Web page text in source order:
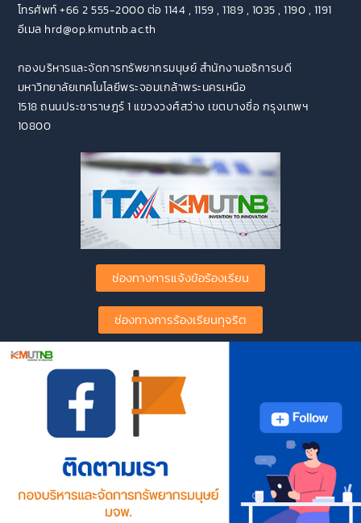
โทรศัพท์ +66 2 555-2000 ต่อ 1144 , 1159 , 1189 , 1035 , 1190 , 1191
อีเมล hrd@op.kmutnb.ac.th
กองบริหารและจัดการทรัพยากรมนุษย์ สำนักงานอธิการบดี
มหาวิทยาลัยเทคโนโลยีพระจอมเกล้าพระนครเหนือ
1518 ถนนประชาราษฎร์ 1 แขวงวงศ์สว่าง เขตบางซื่อ กรุงเทพฯ
10800
ช่องทางการแจ้งข้อร้องเรียน
ช่องทางการร้องเรียนทุจริต